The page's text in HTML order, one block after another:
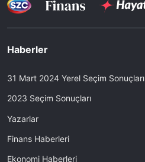
Haberler
31 Mart 2024 Yerel Seçim Sonuçları
2023 Seçim Sonuçları
Yazarlar
Finans Haberleri
Ekonomi Haberleri